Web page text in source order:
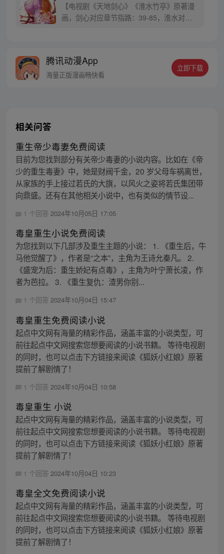
【电视剧《天地剑心》《淮水竹亭》原著漫
画，剑心对应章节指路：39-85，淮水对应
腾讯动漫App
海量正版漫画畅快看
立即下载
相关问答
重生帝少毒妻免费阅读
目前为您找到部分有关帝少毒妻的小说内容。比如在《帝
少的重生毒妻》中，她是财阀千金，20 岁父母车祸离世，
从家族的手上接过若氏的大旗，以风火之姿将若氏集团带
向鼎盛。还有在其他相关小说中，也有类似的情节设...
1 个回答 2024年10月05日 17:05
毒皇重生小说免费阅读
为您找到以下几部涉及重生主题的小说： 1. 《重生后，牛
马他觉醒了》，作者是“之本”，主角为王诗允秦凡。 2.
《盛宠为后：重生娇妃有点毒》，主角为叶宁萧长凌，作
者为芭拉。 3. 《重生复仇：渣男你别...
1 个回答 2024年10月04日 15:47
毒皇重生免费阅读小说
起点中文网有海量的精彩作品，涵盖丰富的小说类型，可
前往起点中文网搜索您想要阅读的小说书籍。 等待电视剧
的同时，也可以点击下方链接来阅读《狐妖小红娘》原著
提前了解剧情了！
1 个回答 2024年10月04日 10:58
毒皇重生 小说
起点中文网有海量的精彩作品，涵盖丰富的小说类型，可
前往起点中文网搜索您想要阅读的小说书籍。 等待电视剧
的同时，也可以点击下方链接来阅读《狐妖小红娘》原著
提前了解剧情了！
1 个回答 2024年10月04日 10:23
毒皇全文免费阅读小说
起点中文网有海量的精彩作品，涵盖丰富的小说类型，可
前往起点中文网搜索您想要阅读的小说书籍。 等待电视剧
的同时，也可以点击下方链接来阅读《狐妖小红娘》原著
提前了解剧情了！